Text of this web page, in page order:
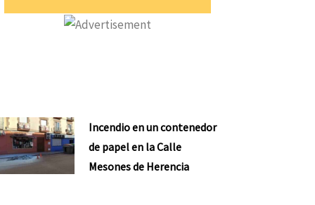
Incendio en un contenedor
de papel en la Calle
Mesones de Herencia